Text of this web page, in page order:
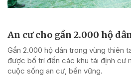
An cư cho gần 2.000 hộ
Gần 2.000 hộ dân trong vùng thiên
được bố trí đến các khu tái định cư
cuộc sống an cư, bền vững.